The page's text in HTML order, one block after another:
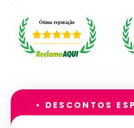
• DESCONTOS